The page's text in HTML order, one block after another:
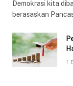
Demokrasi kita
berasaskan
1